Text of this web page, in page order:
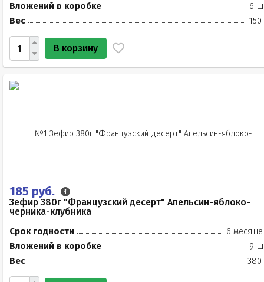
Вложений в коробке
6
Вес
150
В корзину
185 руб.
Зефир 380г "Французский десерт" Апельсин-яблоко-
черника-клубника
Срок годности
6
Вложений в коробке
9
Вес
380